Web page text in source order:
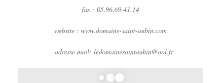
fax : 05.96.69.41.14
website : www.domaine-saint-aubin.com
adresse mail: ledomainesaintaubin@ool.fr